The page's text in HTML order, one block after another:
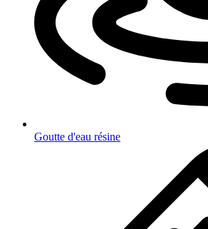
Goutte d'eau résine